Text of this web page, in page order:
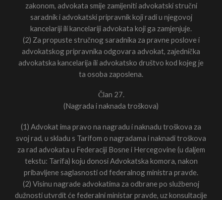
zakonom, advokata smije zamijeniti advokatski stručni
saradnik i advokatski pripravnik koji radi u njegovoj
kancelariji ili kancelariji advokata koji ga zamjenjuje.
(2) Za propuste stručnog saradnika za pravne poslove i
advokatskog pripravnika odgovara advokat, zajednička
advokatska kancelarija ili advokatsko društvo kod kojeg je
ta osoba zaposlena.
Član 27.
(Nagrada i naknada troškova)
(1) Advokat ima pravo na nagradu i naknadu troškova za
svoj rad, u skladu s Tarifom o nagradama i naknadi troškova
za rad advokata u Federaciji Bosne i Hercegovine (u daljem
tekstu: Tarifa) koju donosi Advokatska komora, nakon
pribavljene saglasnosti od federalnog ministra pravde.
(2) Visinu nagrade advokatima za odbrane po službenoj
dužnosti utvrdit će federalni ministar pravde, uz konsultacije